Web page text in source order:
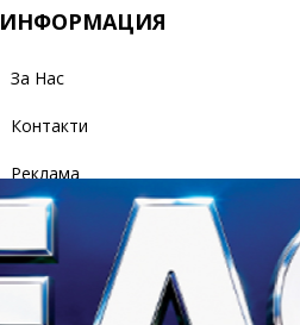
ИНФОРМАЦИЯ
За Нас
Контакти
Реклама
Условия За Ползване
Поверителност